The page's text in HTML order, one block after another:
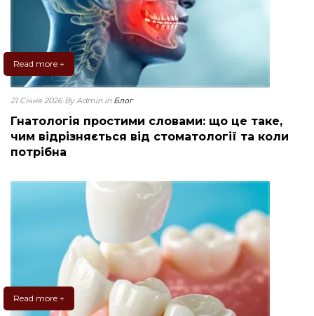
Read more +
21 Січня 2026 By Admin in Блог
Гнатологія простими словами: що це таке,
чим відрізняється від стоматології та коли
потрібна
Read more +